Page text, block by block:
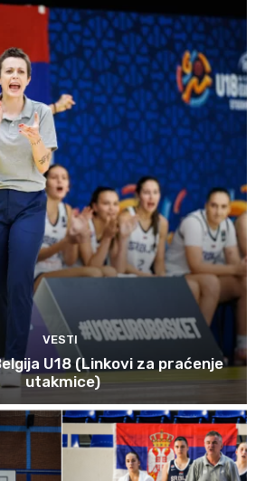
VESTI
U18 (Linkovi za praćenje
utakmice)